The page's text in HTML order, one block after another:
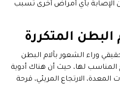
الإصابة بأي أمراض أخرى تسبب
المتكررة
وراء الشعور بآلام البطن
المناسب لها، حيث أن هناك أدوية
الارتجاع المريئي، قرحة